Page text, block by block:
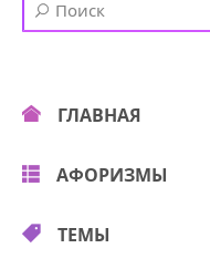
ГЛАВНАЯ
АФОРИЗМЫ
ТЕМЫ